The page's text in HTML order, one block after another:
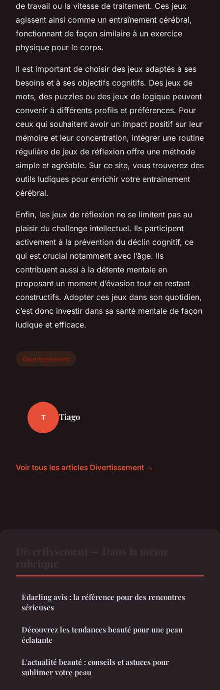
de travail ou la vitesse de traitement. Ces jeux
agissent ainsi comme un entraînement cérébral,
fonctionnant de façon similaire à un exercice
physique pour le corps.
Il est important de choisir des jeux adaptés à ses
besoins et à ses objectifs cognitifs. Des jeux de
mots, des puzzles ou des jeux de logique peuvent
convenir à différents profils et préférences. Pour
ceux qui souhaitent avoir un impact positif sur leur
mémoire et leur concentration, intégrer une routine
régulière de jeux de réflexion offre une méthode
simple et agréable. Sur ce site, vous trouverez des
outils ludiques pour enrichir votre entrainement
cérébral.
Enfin, les jeux de réflexion ne se limitent pas au
plaisir du challenge intellectuel. Ils participent
activement à la prévention du déclin cognitif, ce
qui est crucial notamment avec l’âge. Ils
contribuent aussi à la détente mentale en
proposant un moment d’évasion tout en restant
constructifs. Adopter ces jeux dans son quotidien,
c’est donc investir dans sa santé mentale de façon
ludique et efficace.
Divertissement
T Tiago
Voir tous les articles Divertissement →
Edarling avis : la référence pour des rencontres
sérieuses
Découvrez les tendances beauté pour une peau
éclatante
L'actualité beauté : conseils et astuces pour
sublimer votre peau